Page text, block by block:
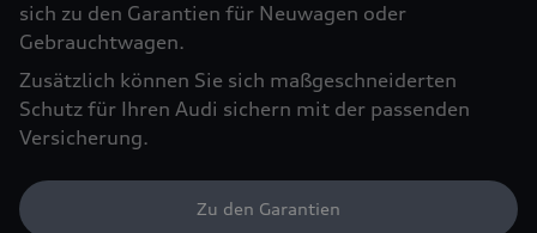
sich zu den Garantien für Neuwagen oder
Gebrauchtwagen.
Zusätzlich können Sie sich maßgeschneiderten
Schutz für Ihren Audi sichern mit der passenden
Versicherung.
Zu den Garantien